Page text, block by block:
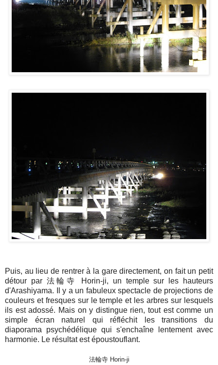
Puis, au lieu de rentrer à la gare directement, on fait un petit
détour par 法輪寺 Horin-ji, un temple sur les hauteurs
d'Arashiyama. Il y a un fabuleux spectacle de projections de
couleurs et fresques sur le temple et les arbres sur lesquels
ils est adossé. Mais on y distingue rien, tout est comme un
simple écran naturel qui réfléchit les transitions du
diaporama psychédélique qui s'enchaîne lentement avec
harmonie. Le résultat est époustouflant.
法輪寺 Horin-ji